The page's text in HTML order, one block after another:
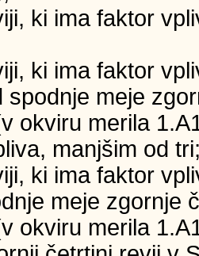
ki ima faktor
ki ima faktor
spodnje meje
okviru merila
manjšim od
ki ima faktor
meje zgornje
okviru merila